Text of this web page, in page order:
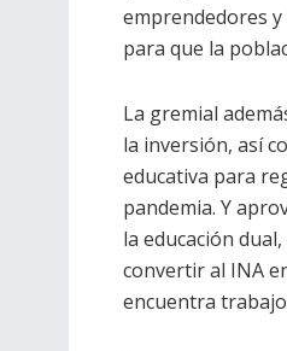
emprendedores
para que la
La gremial
la inversión, así
educativa para
pandemia. Y
la educación
convertir al INA
encuentra